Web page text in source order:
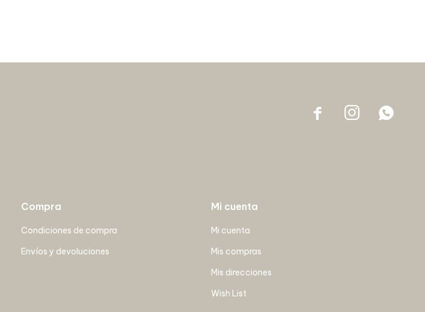
  
Compra
Condiciones de compra
Envíos y devoluciones
Mi cuenta
Mi cuenta
Mis compras
Mis direcciones
Wish List